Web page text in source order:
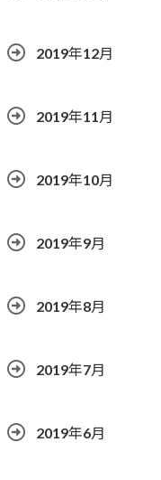
2019年12月
2019年11月
2019年10月
2019年9月
2019年8月
2019年7月
2019年6月